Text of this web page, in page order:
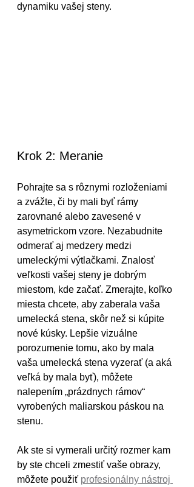
dynamiku vašej steny.
Krok 2: Meranie
Pohrajte sa s rôznymi rozloženiami
a zvážte, či by mali byť rámy
zarovnané alebo zavesené v
asymetrickom vzore. Nezabudnite
odmerať aj medzery medzi
umeleckými výtlačkami. Znalosť
veľkosti vašej steny je dobrým
miestom, kde začať. Zmerajte, koľko
miesta chcete, aby zaberala vaša
umelecká stena, skôr než si kúpite
nové kúsky. Lepšie vizuálne
porozumenie tomu, ako by mala
vaša umelecká stena vyzerať (a aká
veľká by mala byť), môžete
nalepením „prázdnych rámov“
vyrobených maliarskou páskou na
stenu.
Ak ste si vymerali určitý rozmer kam
by ste chceli zmestiť vaše obrazy,
môžete použiť profesionálny nástroj